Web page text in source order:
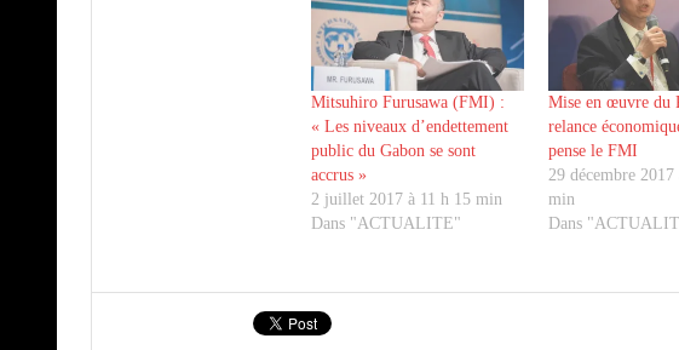
Mitsuhiro Furusawa (FMI) :
« Les niveaux d’endettement
public du Gabon se sont
accrus »
2 juillet 2017 à 11 h 15 min
Dans "ACTUALITE"
Mise en œuvre du
relance
pense le FMI
29 décembre
min
Dans